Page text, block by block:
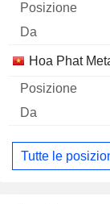
Hoa Phat
Tutte le